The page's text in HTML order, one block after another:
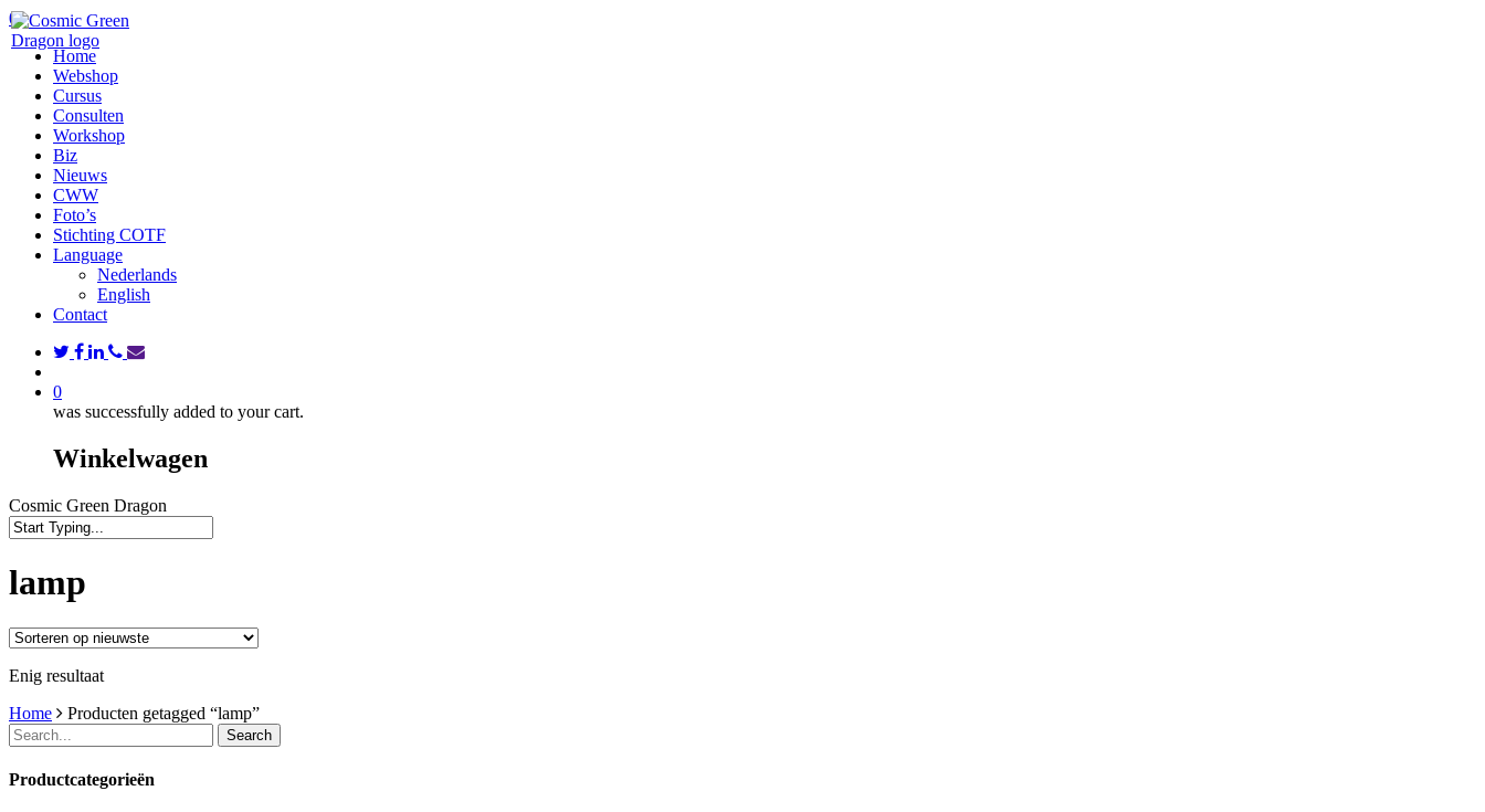
Skip
to
main
content
search
0
Menu
Home
Webshop
Cursus
Consulten
Workshop
Biz
Nieuws
CWW
Foto’s
Stichting COTF
Language
Nederlands
English
Contact
twitterfacebook
linkedin
phone
email
0
was successfully added to your cart.
Winkelwagen
Cosmic Green Dragon
Search
lamp
Enig resultaat
Home
Producten getagged “lamp”
Search
Productcategorieën